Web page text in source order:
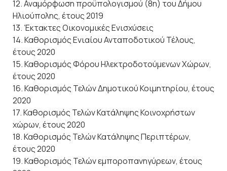
12. Αναμόρφωση προϋπολογισμού (8η) του Δήμου
Ηλιούπολης, έτους 2019
13. Έκτακτες Οικονομικές Ενισχύσεις
14. Καθορισμός Ενιαίου Ανταποδοτικού Τέλους,
έτους 2020
15. Καθορισμός Φόρου Ηλεκτροδοτούμενων Χώρων,
έτους 2020
16. Καθορισμός Τελών Δημοτικού Κοιμητηρίου, έτους
2020
17. Καθορισμός Τελών Κατάληψης Κοινοχρήστων
χώρων, έτους 2020
18. Καθορισμός Τελών Κατάληψης Περιπτέρων,
έτους 2020
19. Καθορισμός Τελών εμποροπανηγύρεων, έτους